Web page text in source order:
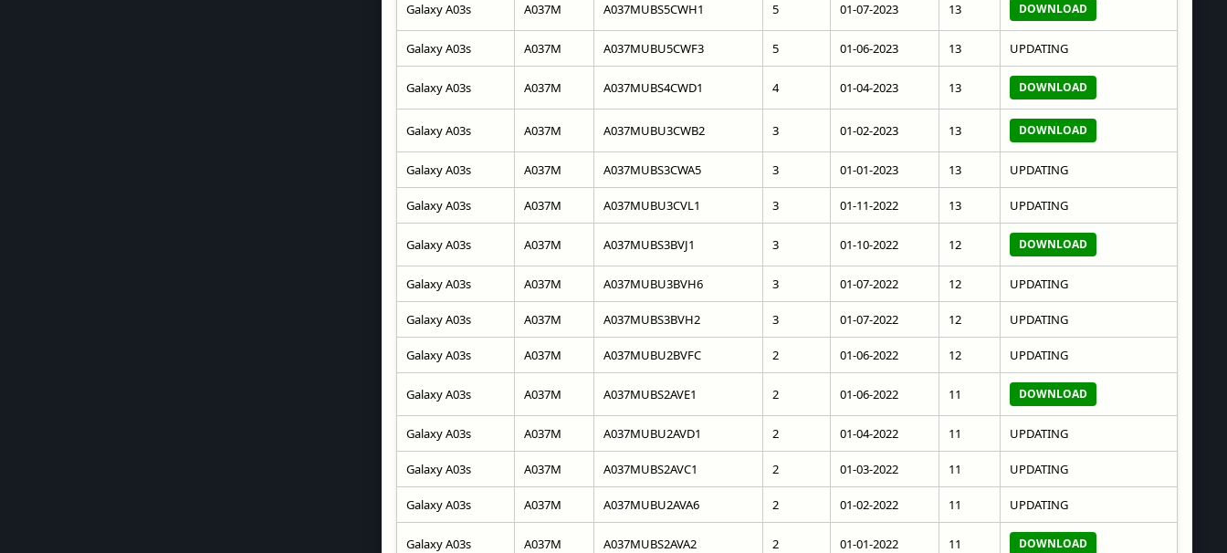
Galaxy A03s A037M A037MUBS5CWH1 5 01-07-2023 13 DOWNLOAD
Galaxy A03s A037M A037MUBU5CWF3 5 01-06-2023 13 UPDATING
Galaxy A03s A037M A037MUBS4CWD1 4 01-04-2023 13 DOWNLOAD
Galaxy A03s A037M A037MUBU3CWB2 3 01-02-2023 13 DOWNLOAD
Galaxy A03s A037M A037MUBS3CWA5 3 01-01-2023 13 UPDATING
Galaxy A03s A037M A037MUBU3CVL1 3 01-11-2022 13 UPDATING
Galaxy A03s A037M A037MUBS3BVJ1 3 01-10-2022 12 DOWNLOAD
Galaxy A03s A037M A037MUBU3BVH6 3 01-07-2022 12 UPDATING
Galaxy A03s A037M A037MUBS3BVH2 3 01-07-2022 12 UPDATING
Galaxy A03s A037M A037MUBU2BVFC 2 01-06-2022 12 UPDATING
Galaxy A03s A037M A037MUBS2AVE1 2 01-06-2022 11 DOWNLOAD
Galaxy A03s A037M A037MUBU2AVD1 2 01-04-2022 11 UPDATING
Galaxy A03s A037M A037MUBS2AVC1 2 01-03-2022 11 UPDATING
Galaxy A03s A037M A037MUBU2AVA6 2 01-02-2022 11 UPDATING
Galaxy A03s A037M A037MUBS2AVA2 2 01-01-2022 11 DOWNLOAD